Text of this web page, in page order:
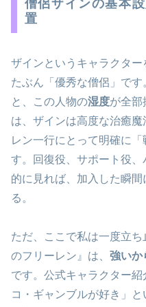
僧侶ザインの基本
置
ザインというキャラクター
たぶん「優秀な僧侶」で
と、この人物の湿度が全部
は、ザインは高度な治癒
レン一行にとって明確に
す。回復役、サポート役
的に見れば、加入した瞬
る。
ただ、ここで私は一度立
のフリーレン』は、 強いか
です。公式キャラクター
コ・ギャンブルが好き」